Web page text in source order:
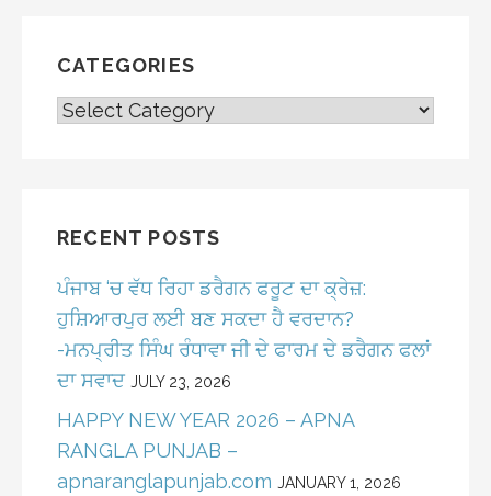
CATEGORIES
CATEGORIES
RECENT POSTS
ਪੰਜਾਬ ‘ਚ ਵੱਧ ਰਿਹਾ ਡਰੈਗਨ ਫਰੂਟ ਦਾ ਕ੍ਰੇਜ਼:
ਹੁਸ਼ਿਆਰਪੁਰ ਲਈ ਬਣ ਸਕਦਾ ਹੈ ਵਰਦਾਨ?
-ਮਨਪ੍ਰੀਤ ਸਿੰਘ ਰੰਧਾਵਾ ਜੀ ਦੇ ਫਾਰਮ ਦੇ ਡਰੈਗਨ ਫਲਾਂ
ਦਾ ਸਵਾਦ JULY 23, 2026
HAPPY NEW YEAR 2026 – APNA
RANGLA PUNJAB –
apnaranglapunjab.com JANUARY 1, 2026